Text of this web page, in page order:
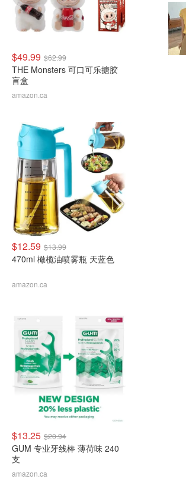
$49.99 $62.99
THE Monsters 可口可乐搪胶
盲盒
amazon.ca
$12.59 $13.99
470ml 橄榄油喷雾瓶 天蓝色
amazon.ca
$13.25 $20.94
GUM 专业牙线棒 薄荷味 240
支
amazon.ca